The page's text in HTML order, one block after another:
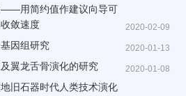
2020-02-09
——用简约值作建议向导可
敛速度
2020-01-13
因组研究
2020-01-08
翼龙舌骨演化的研究
旧石器时代人类技术演化